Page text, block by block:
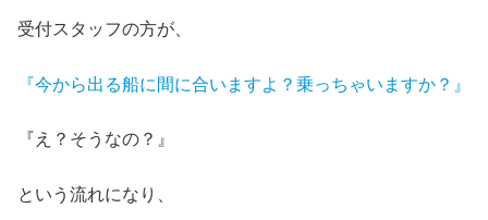
受付スタッフの方が、
『今から出る船に間に合いますよ？乗っちゃいますか？』
『え？そうなの？』
という流れになり、